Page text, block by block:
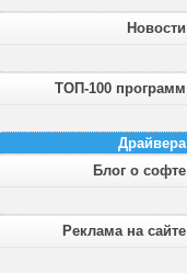
Новости
ТОП-100 программ
Драйвера
Блог о софте
Реклама на сайте